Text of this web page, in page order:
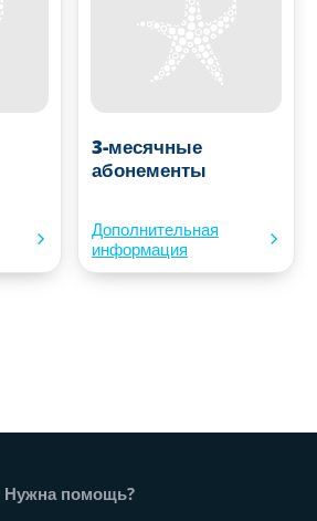
3-месячные
абонементы
Дополнительная
информация
веб-сайта
Нужна помощь?